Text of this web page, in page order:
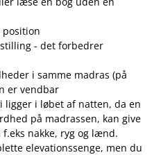
position
- det forbedrer
i samme madras (på
er vendbar
ligger i løbet af natten, da en
på madrassen, kan give
nakke, ryg og lænd.
elevationssenge, men du